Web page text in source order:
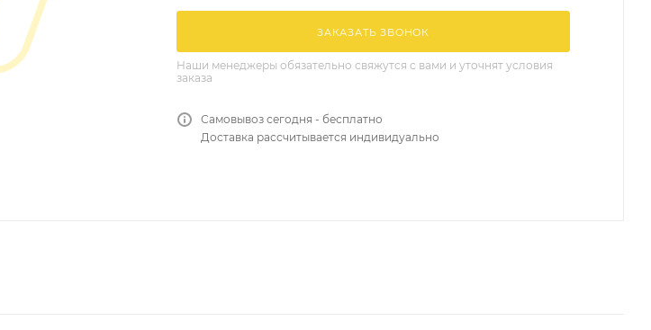
ЗАКАЗАТЬ ЗВОНОК
Наши менеджеры обязательно свяжутся с вами и уточнят условия
заказа
Самовывоз сегодня - бесплатно
Доставка рассчитывается индивидуально